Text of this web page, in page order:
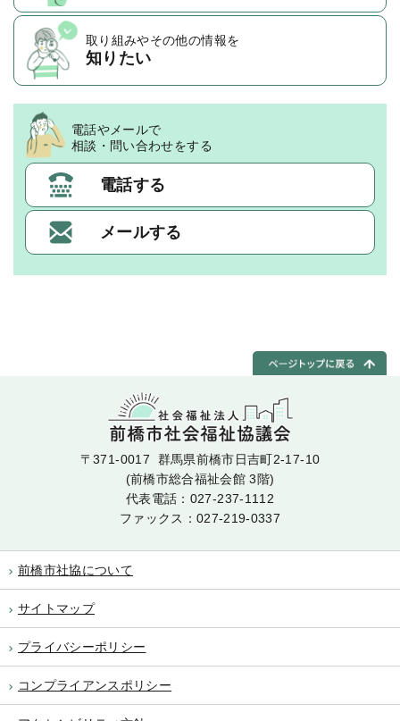
取り組みやその他の情報を
知りたい
電話やメールで
相談・問い合わせをする
電話する
メールする
〒371-0017 群馬県前橋市日吉町2-17-10
(前橋市総合福祉会館 3階)
代表電話： 027-237-1112
ファックス：027-219-0337
前橋市社協について
サイトマップ
プライバシーポリシー
コンプライアンスポリシー